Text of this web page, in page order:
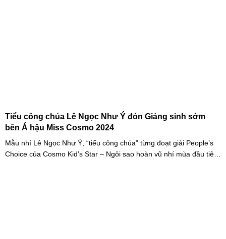
Tiểu công chúa Lê Ngọc Như Ý đón Giáng sinh sớm
bên Á hậu Miss Cosmo 2024
Mẫu nhí Lê Ngọc Như Ý, “tiểu công chúa” từng đoạt giải People’s
Choice của Cosmo Kid’s Star – Ngôi sao hoàn vũ nhí mùa đầu tiên